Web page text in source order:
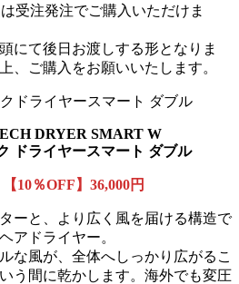
受注発注でご購入いただけま
にて後日お渡しする形となりま
、ご購入をお願いいたします。
DRYER SMART W
ドライヤースマート ダブル
10％OFF】36,000円
ーと、より広く風を届ける構造で
アドライヤー。
な風が、全体へしっかり広がるこ
う間に乾かします。海外でも変圧